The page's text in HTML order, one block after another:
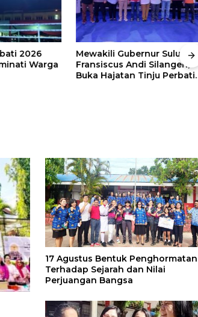
2026
Warga
Mewakili Gubernur Sulut, dr
Fransiscus Andi Silangen,
Buka Hajatan Tinju Perbati
17 Agustus Bentuk Penghormatan
Terhadap Sejarah dan Nilai
Perjuangan Bangsa